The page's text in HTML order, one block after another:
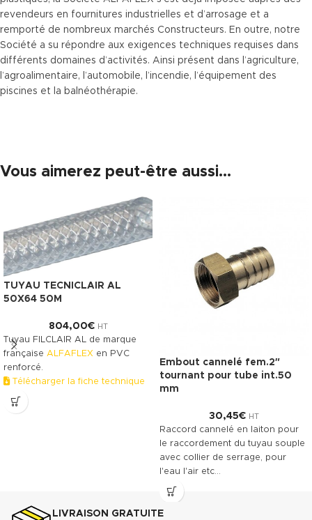
revendeurs en fournitures industrielles et d’arrosage et a
remporté de nombreux marchés Constructeurs. En outre, notre
Société a su répondre aux exigences techniques requises dans
différents domaines d’activités. Ainsi présent dans l’agriculture,
l’agroalimentaire, l’automobile, l’incendie, l’équipement des
piscines et la balnéothérapie.
Vous aimerez peut-être aussi…
TUYAU TECNICLAIR AL
50X64 50M
804,00€ HT
Tuyau FILCLAIR AL de marque
française ALFAFLEX en PVC
renforcé.
Télécharger la fiche technique
(.pdf)
Embout cannelé fem.2″
tournant pour tube int.50
mm
30,45€ HT
Raccord cannelé en laiton pour
le raccordement du tuyau souple
avec collier de serrage, pour
l'eau l'air etc…
LIVRAISON GRATUITE